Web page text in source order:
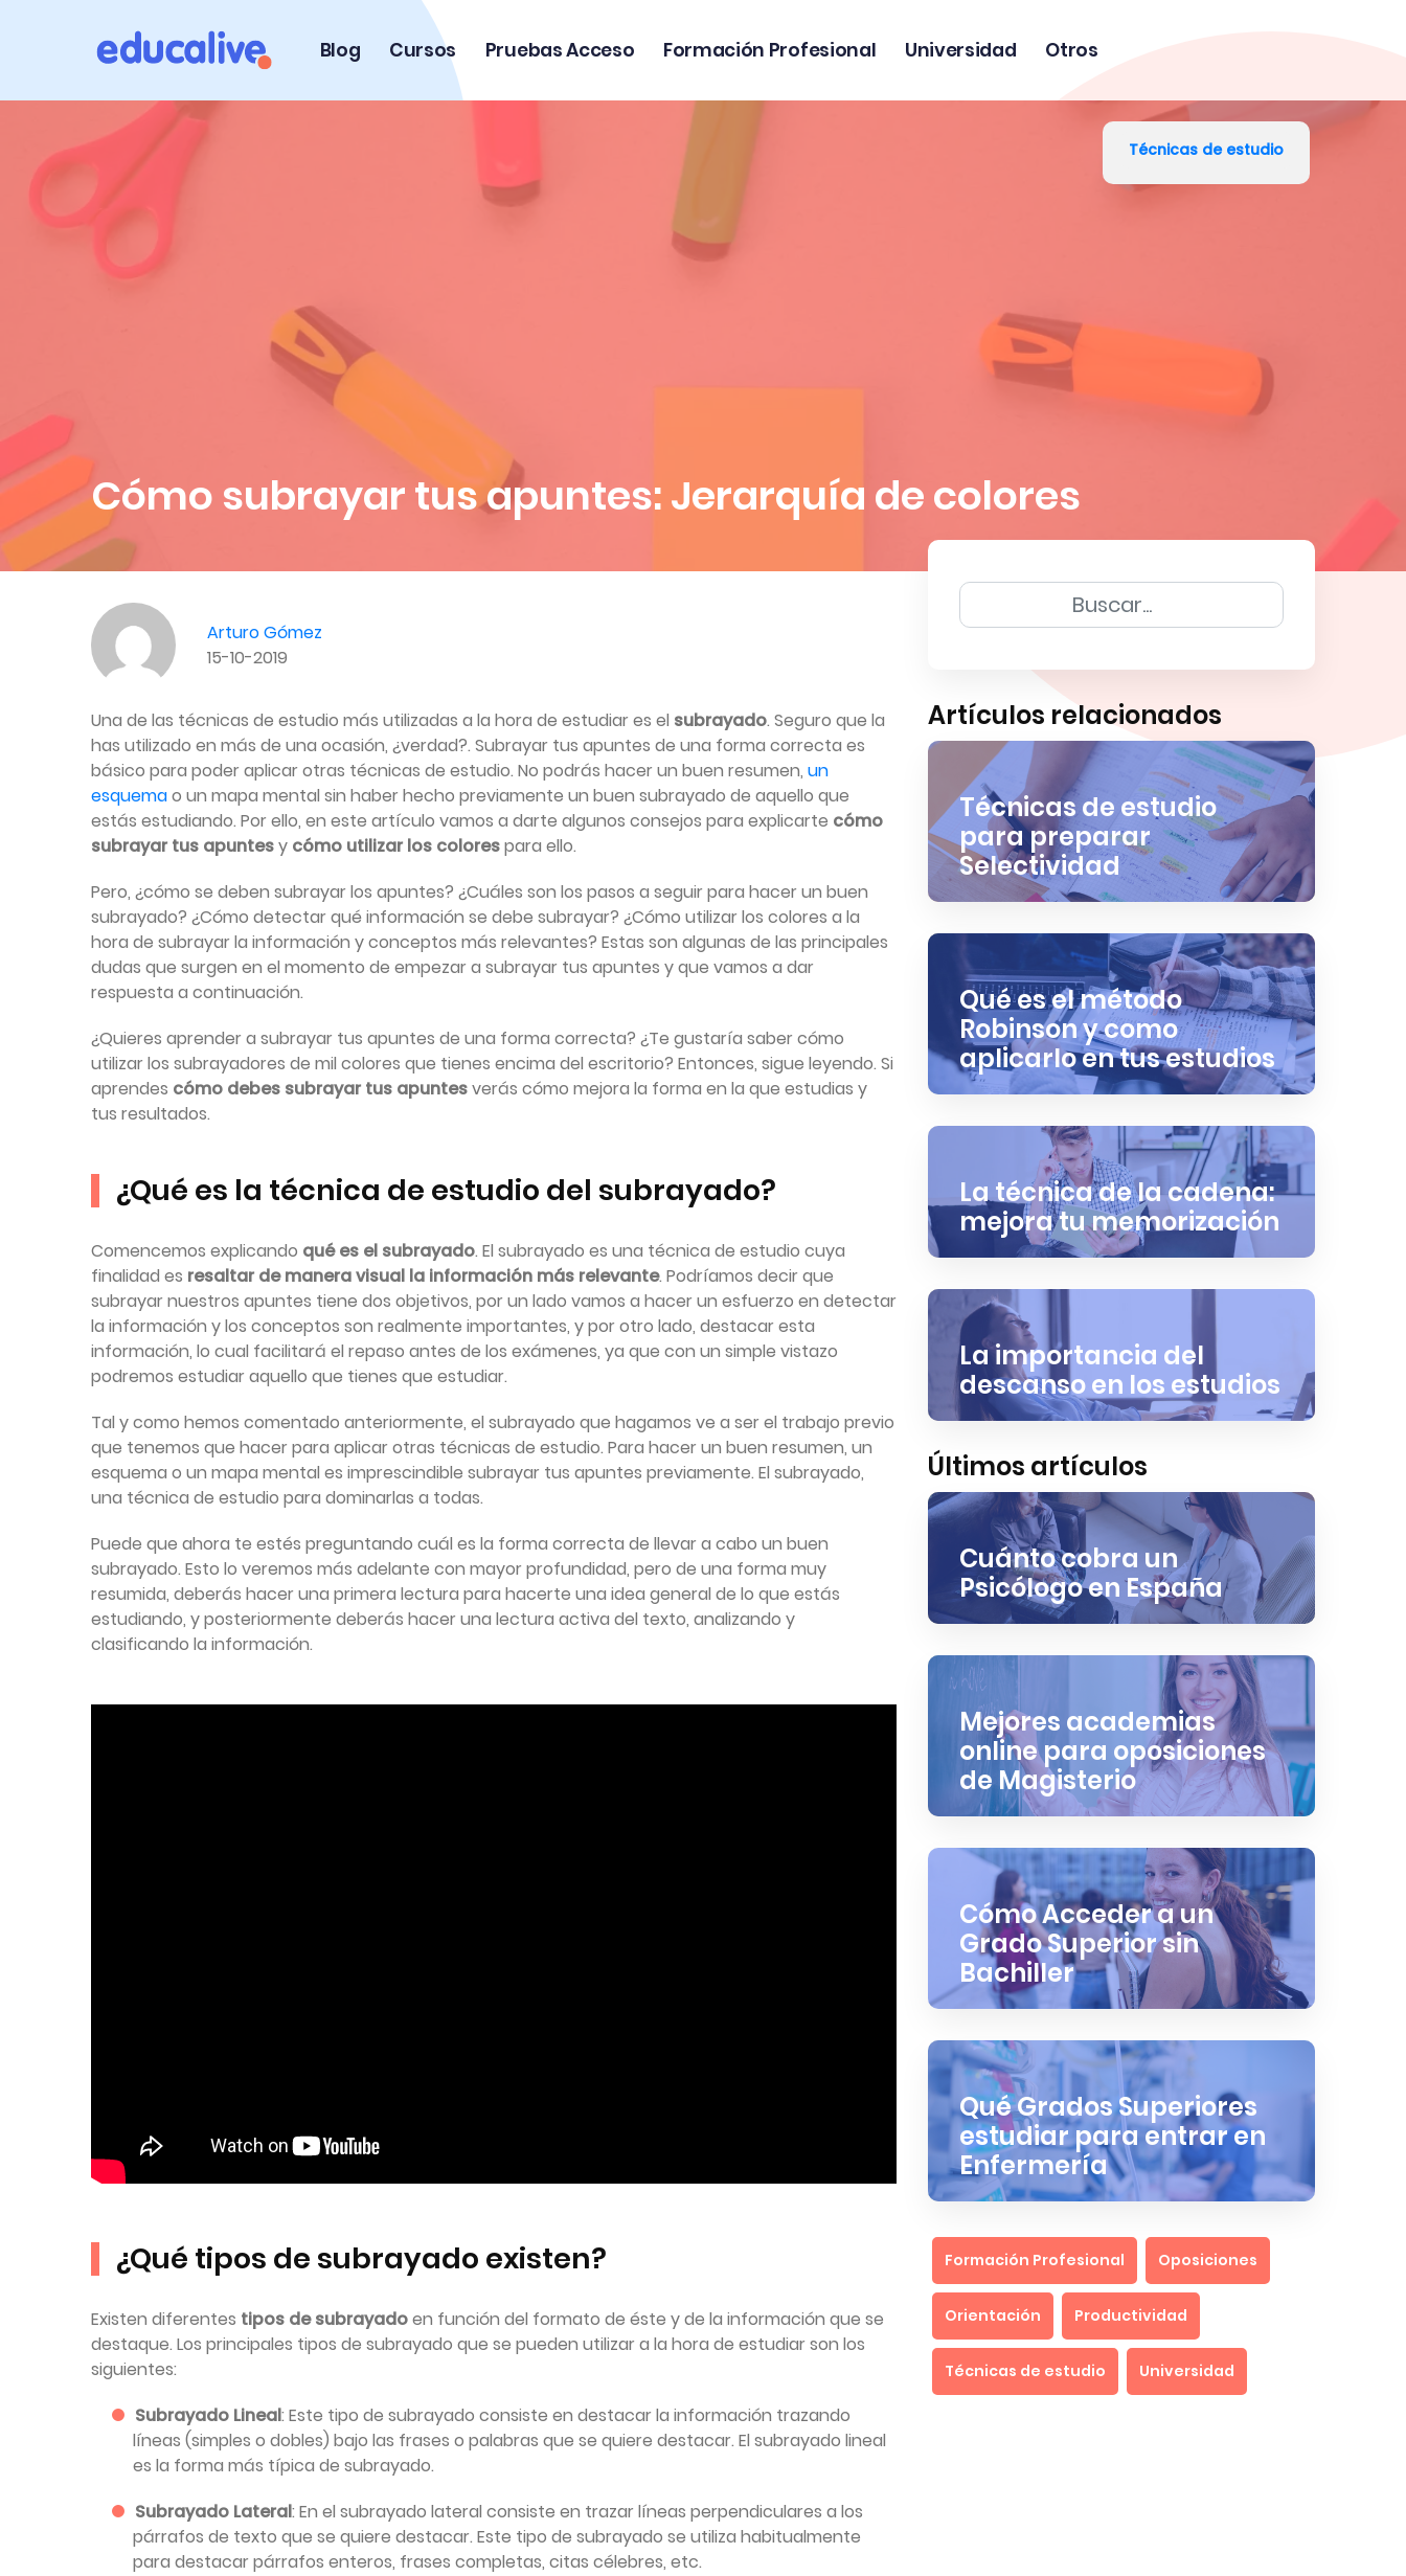
Blog Cursos Pruebas Acceso Formación Profesional Universidad Otros
Técnicas de estudio
Cómo subrayar tus apuntes: Jerarquía de colores
Arturo Gómez
15-10-2019
Una de las técnicas de estudio más utilizadas a la hora de estudiar es el subrayado. Seguro que la
has utilizado en más de una ocasión, ¿verdad?. Subrayar tus apuntes de una forma correcta es
básico para poder aplicar otras técnicas de estudio. No podrás hacer un buen resumen, un
esquemao un mapa mental sin haber hecho previamente un buen subrayado de aquello que
estás estudiando. Por ello, en este artículo vamos a darte algunos consejos para explicarte cómo
subrayar tus apuntesy cómo utilizar los colorespara ello.
Pero, ¿cómo se deben subrayar los apuntes? ¿Cuáles son los pasos a seguir para hacer un buen
subrayado? ¿Cómo detectar qué información se debe subrayar? ¿Cómo utilizar los colores a la
hora de subrayar la información y conceptos más relevantes? Estas son algunas de las principales
dudas que surgen en el momento de empezar a subrayar tus apuntes y que vamos a dar
respuesta a continuación.
¿Quieres aprender a subrayar tus apuntes de una forma correcta? ¿Te gustaría saber cómo
utilizar los subrayadores de mil colores que tienes encima del escritorio? Entonces, sigue leyendo. Si
aprendes cómo debes subrayar tus apuntesverás cómo mejora la forma en la que estudias y
tus resultados.
¿Qué es la técnica de estudio del subrayado?
Comencemos explicando qué es el subrayado. El subrayado es una técnica de estudio cuya
finalidad es resaltar de manera visual la información más relevante. Podríamos decir que
subrayar nuestros apuntes tiene dos objetivos, por un lado vamos a hacer un esfuerzo en detectar
la información y los conceptos son realmente importantes, y por otro lado, destacar esta
información, lo cual facilitará el repaso antes de los exámenes, ya que con un simple vistazo
podremos estudiar aquello que tienes que estudiar.
Tal y como hemos comentado anteriormente, el subrayado que hagamos ve a ser el trabajo previo
que tenemos que hacer para aplicar otras técnicas de estudio. Para hacer un buen resumen, un
esquema o un mapa mental es imprescindible subrayar tus apuntes previamente. El subrayado,
una técnica de estudio para dominarlas a todas.
Puede que ahora te estés preguntando cuál es la forma correcta de llevar a cabo un buen
subrayado. Esto lo veremos más adelante con mayor profundidad, pero de una forma muy
resumida, deberás hacer una primera lectura para hacerte una idea general de lo que estás
estudiando, y posteriormente deberás hacer una lectura activa del texto, analizando y
clasificando la información.
¿Qué tipos de subrayado existen?
Existen diferentes tipos de subrayadoen función del formato de éste y de la información que se
destaque. Los principales tipos de subrayado que se pueden utilizar a la hora de estudiar son los
siguientes:
Subrayado Lineal: Este tipo de subrayado consiste en destacar la información trazando
líneas (simples o dobles) bajo las frases o palabras que se quiere destacar. El subrayado lineal
es la forma más típica de subrayado.
Subrayado Lateral: En el subrayado lateral consiste en trazar líneas perpendiculares a los
párrafos de texto que se quiere destacar. Este tipo de subrayado se utiliza habitualmente
para destacar párrafos enteros, frases completas, citas célebres, etc.
Artículos relacionados
Técnicas de estudio
para preparar
Selectividad
Qué es el método
Robinson y como
aplicarlo en tus estudios
La técnica de la cadena:
mejora tu memorización
La importancia del
descanso en los estudios
Últimos artículos
Cuánto cobra un
Psicólogo en España
Mejores academias
online para oposiciones
de Magisterio
Cómo Acceder a un
Grado Superior sin
Bachiller
Qué Grados Superiores
estudiar para entrar en
Enfermería
Formación Profesional Oposiciones
Orientación Productividad
Técnicas de estudio Universidad